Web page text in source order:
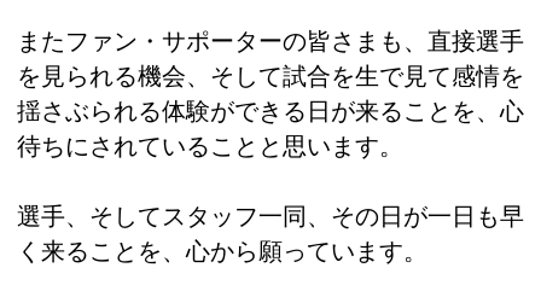
またファン・サポーターの皆さまも、直接選手
を見られる機会、そして試合を生で見て感情を
揺さぶられる体験ができる日が来ることを、心
待ちにされていることと思います。
選手、そしてスタッフ一同、その日が一日も早
く来ることを、心から願っています。